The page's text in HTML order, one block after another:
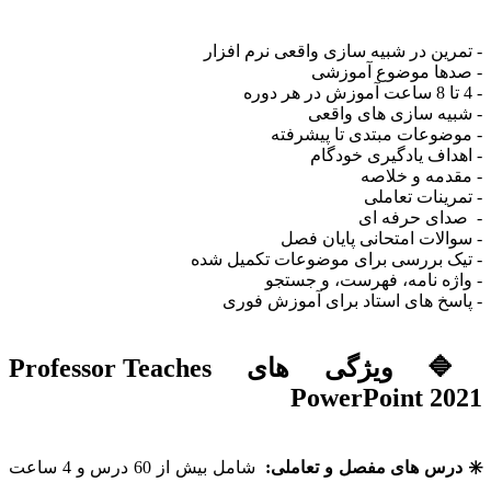
- تمرین در شبیه سازی واقعی نرم افزار
- صدها موضوع آموزشی
- 4 تا 8 ساعت آموزش در هر دوره
- شبیه سازی های واقعی
- موضوعات مبتدی تا پیشرفته
- اهداف یادگیری خودگام
- مقدمه و خلاصه
- تمرینات تعاملی
- صدای حرفه ای
- سوالات امتحانی پایان فصل
- تیک بررسی برای موضوعات تکمیل شده
- واژه نامه، فهرست، و جستجو
- پاسخ های استاد برای آموزش فوری
🔷 ویژگی های Professor Teaches
PowerPoint 2021
✳️ درس های مفصل و تعاملی:
شامل بیش از 60 درس و 4 ساعت